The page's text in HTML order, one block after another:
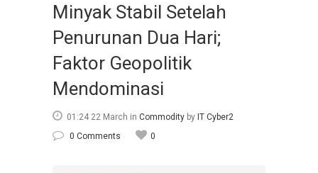
Minyak Stabil Setelah
Penurunan Dua Hari;
Faktor Geopolitik
Mendominasi
01:24 22 March in Commodity by IT Cyber2
0 Comments
0